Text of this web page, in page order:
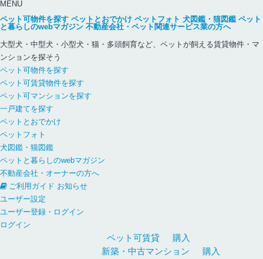
MENU
ペット可物件を探す ペットとおでかけ ペットフォト 犬図鑑・猫図鑑 ペット
と暮らしのwebマガジン 不動産会社・ペット関連サービス業の方へ
大型犬・中型犬・小型犬・猫・多頭飼育など、ペットが飼える賃貸物件・マ
ンションを探そう
ペット可物件を探す
ペット可賃貸物件を探す
ペット可マンションを探す
一戸建てを探す
ペットとおでかけ
ペットフォト
犬図鑑・猫図鑑
ペットと暮らしのwebマガジン
不動産会社・オーナーの方へ
ご利用ガイド お知らせ
ユーザー設定
ユーザー登録・ログイン
ログイン
ペット可賃貸
購入
新築・中古マンション
購入